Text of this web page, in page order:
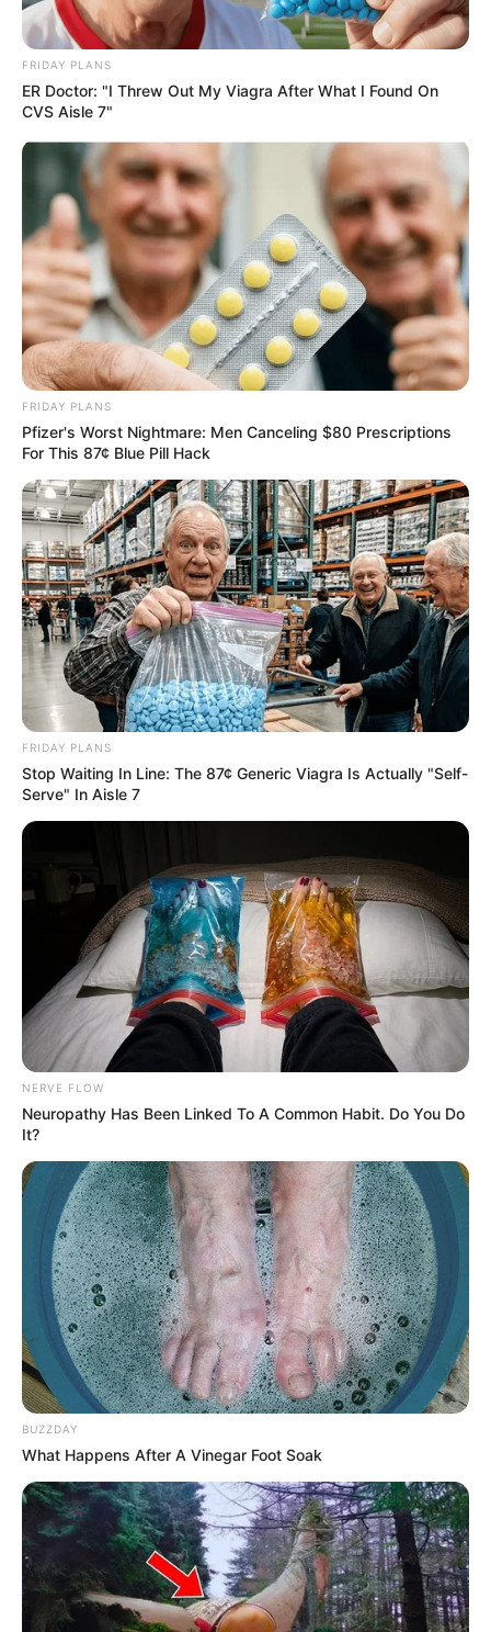
19.09.2026 19:30 Uhr: Kulturwelten Helmbrechts -
Jasmin Tabatabai & David Klein Quartett imVeranst
altungsplan für Helmbrechts
03.10.2026 20:00 Uhr: Martin Kälberer live im
(Bodensee)
07.10.2026 18:00 Uhr: Kevin James & Susana -
Mantra-Singkreis - Live in München imVeranstaltun
gsplan für München
15.10.2026 20:00 Uhr: Glenn Miller Orchestra
directed by Uli Plettendorff imVeranstaltungsplan für
Fürth
31.10.2026 19:30 Uhr: John Diva & The Rockets of
Love im
06.11.2026 19:30 Uhr: HEAVEN 17 -
„ELECTRONICALLY YOURS“ Tour 2026 im
altungsplan für Hamburg
07.11.2026 20:00 Uhr: HEAVEN 17 -
„ELECTRONICALLY YOURS“ Tour 2026 imVeranst
altungsplan für Berlin
08.11.2026 19:00 Uhr: HEAVEN 17 -
„ELECTRONICALLY YOURS“ Tour 2026 im
Veranst
altungsplan für Bremen
10.11.2026 20:00 Uhr: HEAVEN 17 -
„ELECTRONICALLY YOURS“ Tour 2026 imVeranst
altungsplan für München
11.11.2026 20:00 Uhr: HEAVEN 17 -
„ELECTRONICALLY YOURS“ Tour 2026 imVeranst
13.11.2026 20:00 Uhr: HEAVEN 17 -
„ELECTRONICALLY YOURS“ Tour 2026 imVeranst
altungsplan für Frankfurt am Main
14.11.2026 20:00 Uhr: HEAVEN 17 -
„ELECTRONICALLY YOURS“ Tour 2026 imVeranst
altungsplan für Münster
15.11.2026 19:00 Uhr: HEAVEN 17 -
„ELECTRONICALLY YOURS“ Tour 2026 im
altungsplan für Bochum
Odyssey Workshop in München imVeranstaltungspl
an für München
16.11.2026 19:30 Uhr: HEAVEN 17 -
„ELECTRONICALLY YOURS“ Tour 2026 imVeranst
altungsplan für Köln
17.11.2026 19:00 Uhr: Nessi Gomes – Live Konzert
in München imVeranstaltungsplan für München
05.12.2026 16:00 Uhr: POTT OUT - Festival 2026
imVeranstaltungsplan für Bochum
07.12.2026 20:00 Uhr: Glenn Miller Orchestra im
08.12.2026 20:00 Uhr: Glenn Miller Orchestra imVer
anstaltungsplan für Neckarsulm
Veranstaltungshinweise gibt es außerdem im
Ticketshop fürRock und Pop von Eventim.
FRIDAY PLANS
ER Doctor: "I Threw Out My Viagra After What I Found On
CVS Aisle 7"
FRIDAY PLANS
Pfizer's Worst Nightmare: Men Canceling $80 Prescriptions
For This 87¢ Blue Pill Hack
FRIDAY PLANS
Stop Waiting In Line: The 87¢ Generic Viagra Is Actually "Self-
Serve" In Aisle 7
NERVE FLOW
Neuropathy Has Been Linked To A Common Habit. Do You Do
It?
BUZZDAY
What Happens After A Vinegar Foot Soak